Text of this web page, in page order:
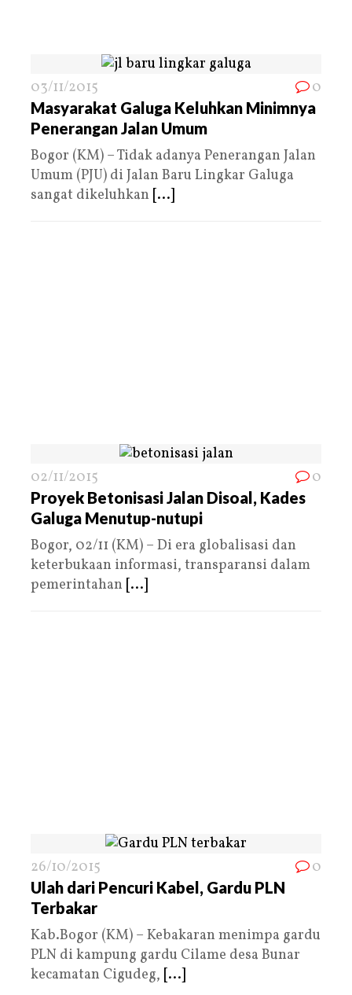
03/11/2015 0
Masyarakat Galuga Keluhkan Minimnya
Penerangan Jalan Umum
Bogor (KM) – Tidak adanya Penerangan Jalan
Umum (PJU) di Jalan Baru Lingkar Galuga
sangat dikeluhkan [...]
02/11/2015 0
Proyek Betonisasi Jalan Disoal, Kades
Galuga Menutup-nutupi
Bogor, 02/11 (KM) – Di era globalisasi dan
keterbukaan informasi, transparansi dalam
pemerintahan [...]
26/10/2015 0
Ulah dari Pencuri Kabel, Gardu PLN
Terbakar
Kab.Bogor (KM) – Kebakaran menimpa gardu
PLN di kampung gardu Cilame desa Bunar
kecamatan Cigudeg, [...]